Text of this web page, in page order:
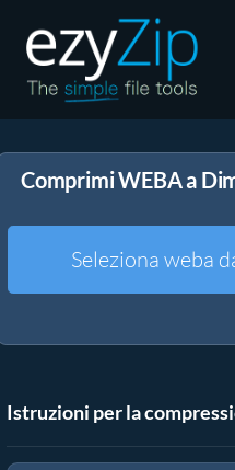
Decomprimi
Altri strumenti
Comprimi WEBA a
Seleziona weba
Istruzioni per la